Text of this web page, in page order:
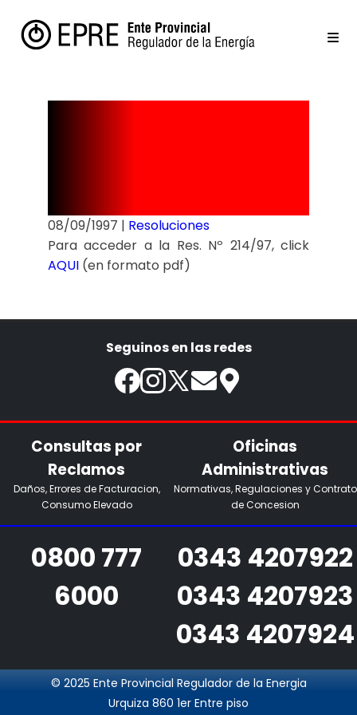
08/09/1997 | Resoluciones
Para acceder a la Res. Nº 214/97, click
AQUI (en formato pdf)
Seguinos en las redes
Consultas por
Reclamos
Daños, Errores de Facturacion,
Consumo Elevado
0800 777
6000
Oficinas
Administrativas
Normativas, Regulaciones y Contrato
de Concesion
0343 4207922
0343 4207923
0343 4207924
© 2025 Ente Provincial Regulador de la Energia
Urquiza 860 1er Entre piso